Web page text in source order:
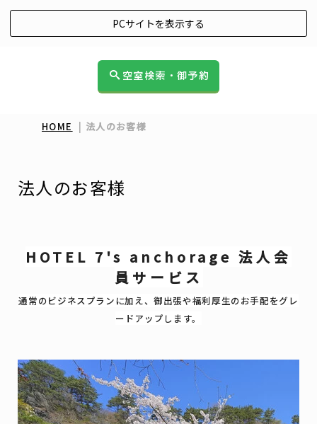
PCサイトを表示する
空室検索・御予約
HOME | 法人のお客様
法人のお客様
HOTEL 7's anchorage 法人会
員サービス
通常のビジネスプランに加え、御出張や福利厚生のお手配をグレ
ードアップします。